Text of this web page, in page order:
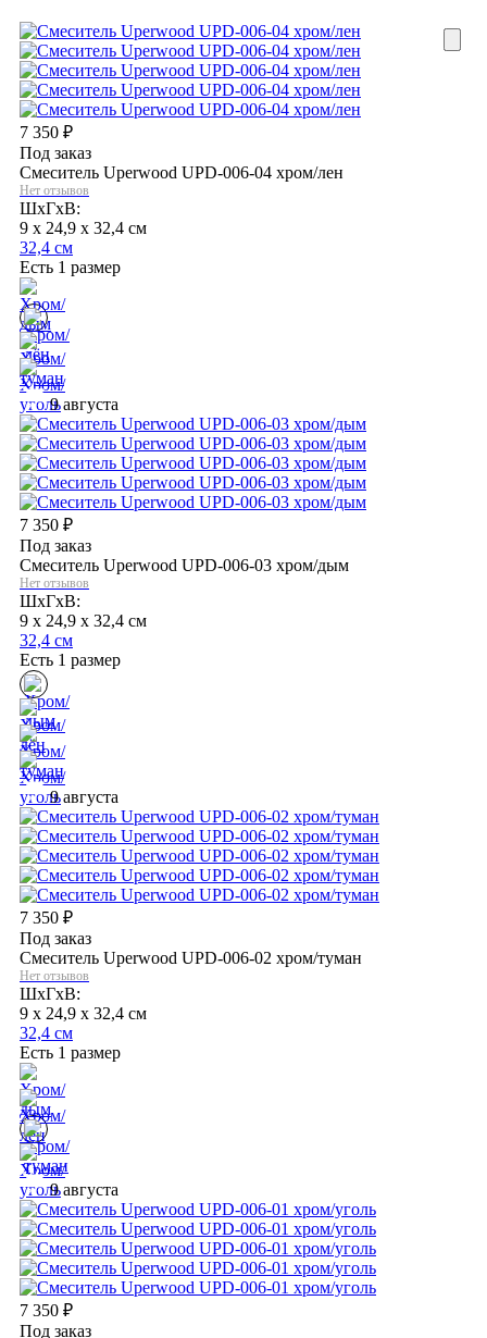
7 350 ₽
Под заказ
Смеситель Uperwood UPD-006-04 хром/лен
Нет отзывов
ШхГхВ:
9 x 24,9 x 32,4 см
32,4 см
Есть 1 размер
9 августа
7 350 ₽
Под заказ
Смеситель Uperwood UPD-006-03 хром/дым
Нет отзывов
ШхГхВ:
9 x 24,9 x 32,4 см
32,4 см
Есть 1 размер
9 августа
7 350 ₽
Под заказ
Смеситель Uperwood UPD-006-02 хром/туман
Нет отзывов
ШхГхВ:
9 x 24,9 x 32,4 см
32,4 см
Есть 1 размер
9 августа
7 350 ₽
Под заказ